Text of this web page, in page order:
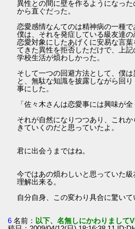
異性との間に壁を作るようになっ
から直ぐだった。
恋愛感情なんてのは精神病の一種
僕は、それを発症している級友達
恋愛対象にしたあげくに安易な言
てきた異性を拒否しただけで、上
学校生活が煩わしかった。
そして一つの回避方法として、僕
と、無駄な知識を披露しながら回
事にした。
「佐々木さんは恋愛事には興味が全
それが自然になりつつあり、これ
きていくのだと思っていたよ。
君に出会うまではね。
今ではあの煩わしいと思っていた
理解出来る。
自分自身、この変わり具合に驚いて
6 名前： 以下、名無しにかわりまして